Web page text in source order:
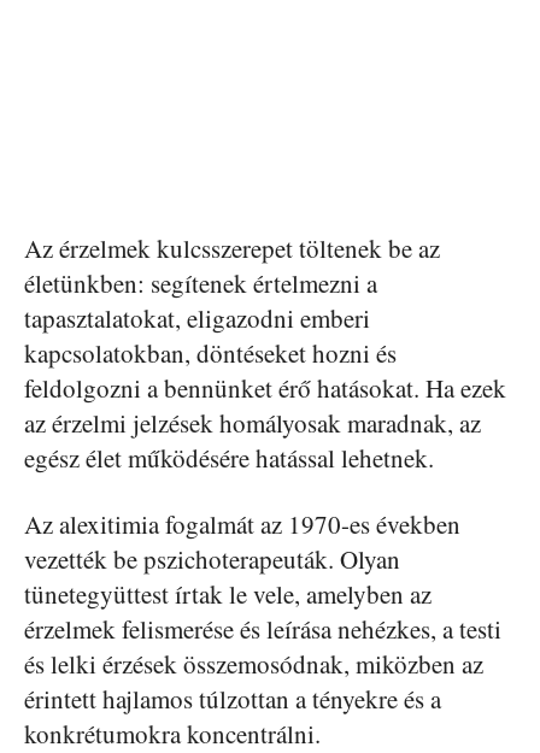
Az érzelmek kulcsszerepet töltenek be az
életünkben: segítenek értelmezni a
tapasztalatokat, eligazodni emberi
kapcsolatokban, döntéseket hozni és
feldolgozni a bennünket érő hatásokat. Ha ezek
az érzelmi jelzések homályosak maradnak, az
egész élet működésére hatással lehetnek.
Az alexitimia fogalmát az 1970-es években
vezették be pszichoterapeuták. Olyan
tünetegyüttest írtak le vele, amelyben az
érzelmek felismerése és leírása nehézkes, a testi
és lelki érzések összemosódnak, miközben az
érintett hajlamos túlzottan a tényekre és a
konkrétumokra koncentrálni.